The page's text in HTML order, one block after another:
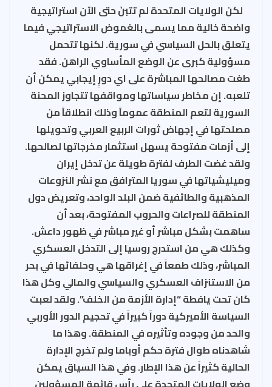
لكن الولايات المتحدة لم تتبنَ حتى الآن استراتيجية
واضحة خالية مما يسمى بالغموض الاستراتيجي فيما
يتعلق بالحل السياسي في سورية. لكنها تتحمل
مسؤولية كبرى عن الوضع المأساوي الراهن. فقد
طغت مصالحها المباشرة على اي دورٍ إيجابي يمكن أن
تلعبه. إن مخاطر سياساتها ومواقفها تتجاوز المحنة
السورية لتعم المنطقة عموماً وذلك انطلاقاً من
مصلحتها في إجهاض ثورات الربيع العربي وتحويلها
إلى أزمات مفتوحة يسهل استثمار مخرجاتها لصالحها.
ولقد غضت الطرف لفترة طويلة عن تدخل إيران
وميليشياتها في سوريا المترافق مع نشر النزوعات
المذهبية والطائفية ضمن البلد الواحد، وتعريض دول
المنطقة للصراعات والحروب المفتوحة، بعد أن
ساهمت بشكل مباشر أو غير مباشر في ظهور داعش.
وكذلك هي من استدرج روسيا إلى التدخل العسكري
المباشر، وذلك طمعاً في إغراقها هي وحلفائها في بحر
من الاستنزاف العسكري والسياسي والمالي وكل هذا
كان تحت يافطة “إدارة الأزمة من الخلف”. ولقد لعبت
السياسة الأميركية دوراً كبيراً في تحجيم الدور الأوربي
والحد من وجوده وتأثيره في المنطقة. وهذا ما
شاهدناه طوال فترة حكم أوباما ولم تخرج الإدارة
الحالية كثيراً عن هذا الإطار. وفي هذا السياق يمكن